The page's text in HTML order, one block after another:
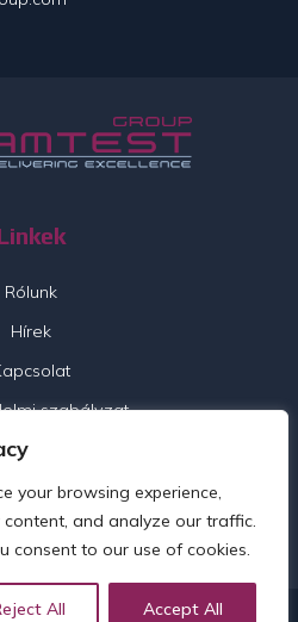
your browsing experience,
and analyze our traffic.
consent to our use of cookies.
All Accept All
Rólunk
Hírek
szabályzat
Amtest Group